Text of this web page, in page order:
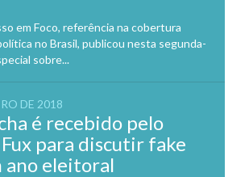
em Foco, referência na cobertura
no Brasil, publicou nesta segunda-
sobre...
DE 2018
é recebido pelo
para discutir fake
ano eleitoral